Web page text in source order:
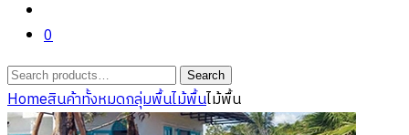
0
Search
for:
Search
Homeสินค้าทั้งหมดกลุ่มพื้นไม้พื้นไม้พื้น